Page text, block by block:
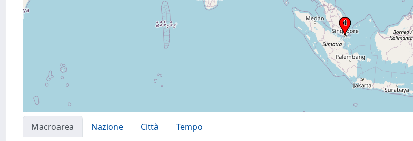
Macroarea Nazione Città
Tempo